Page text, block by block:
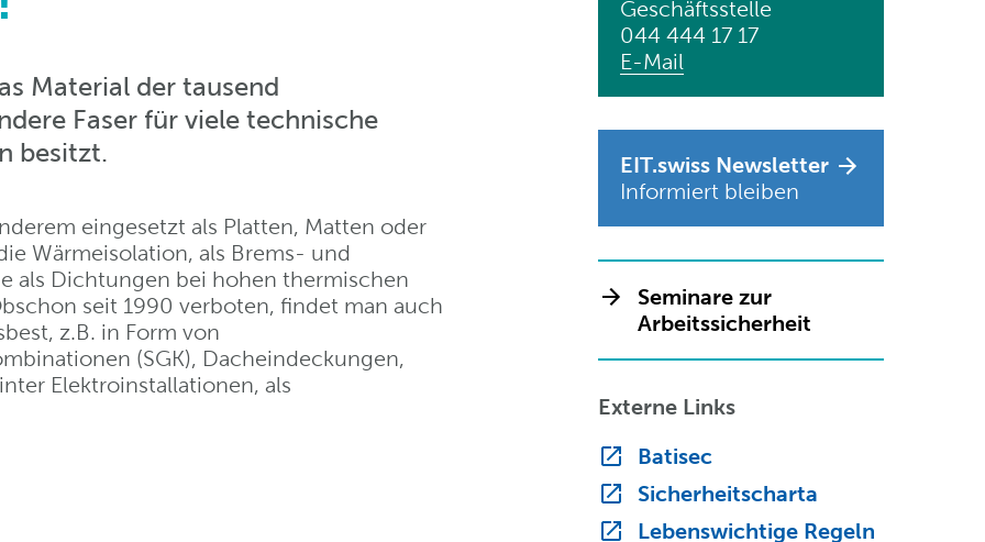
Material der tausend
Faser für viele technische
besitzt.
eingesetzt als Platten, Matten oder
Wärmeisolation, als Brems- und
als Dichtungen bei hohen thermischen
seit 1990 verboten, findet man auch
z.B. in Form von
(SGK), Dacheindeckungen,
Elektroinstallationen, als
Geschäftsstelle
044 444 17 17
E-Mail
EIT.swiss Newsletter
Informiert bleiben
Seminare zur
Arbeitssicherheit
Externe Links
Batisec
Sicherheitscharta
Lebenswichtige Regeln